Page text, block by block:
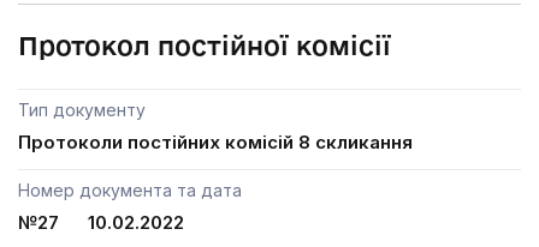
Протокол постійної комісії
Тип документу
Протоколи постійних комісій 8 скликання
Номер документа та дата
№27 10.02.2022